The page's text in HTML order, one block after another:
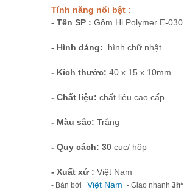
Tính năng nổi bật :
- Tên SP : Gôm Hi Polymer E-030
- Hình dáng: hình chữ nhật
- Kích thước: 40 x 15 x 10mm
- Chất liệu: chất liệu cao cấp
- Màu sắc: Trắng
- Quy cách: 30 cục/ hộp
- Xuất xứ : Việt Nam
- Bán bởi Việt Nam - Giao nhanh 3h*